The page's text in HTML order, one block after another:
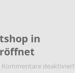
in
Kommentare deaktiviert